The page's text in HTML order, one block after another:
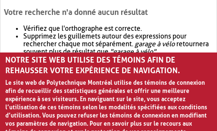
Votre recherche n'a donné aucun résultat
Vérifiez que l'orthographe est correcte.
Supprimez les guillemets autour des expressions pour
rechercher chaque mot séparément. garage à véloretournera
souvent plus de résultat que"garage à vélo".
Envisagez d'élargir votre recherche avec OR.garage OR vélo
retournera souvent plus de résultat quegarage à vélo
NOTRE SITE WEB UTILISE DES TÉMOINS AFIN DE
REHAUSSER VOTRE EXPÉRIENCE DE NAVIGATION.
Le site web de Polytechnique Montréal utilise des témoins de connexion
afin de recueillir des statistiques générales et offrir une meilleure
expérience à ses visiteurs. En naviguant sur le site, vous acceptez
l’utilisation de ces témoins selon les modalités spécifiées aux conditions
d’utilisation. Vous pouvez refuser les témoins de connexion en modifiant
vos paramètres de navigation. Pour en savoir plus sur le recours aux